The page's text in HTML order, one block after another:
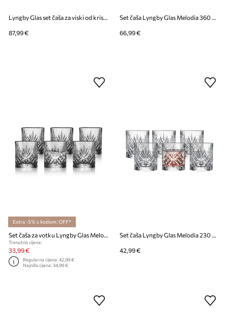
Lyngby Glas set čaša za viski od kristalnog stakla
87,99 €
Set čaša Lyngby Glas Melodia 360 ml 6-pack
66,99 €
Extra -5% s kodom: OFF*
Set čaša za votku Lyngby Glas Melodia 80 ml 6-pack
Trenutna cijena:
33,99 €
Regularna cijena:42,99 €
Najniža cijena:34,99 €
Set čaša Lyngby Glas Melodia 230 ml 6-pack
42,99 €